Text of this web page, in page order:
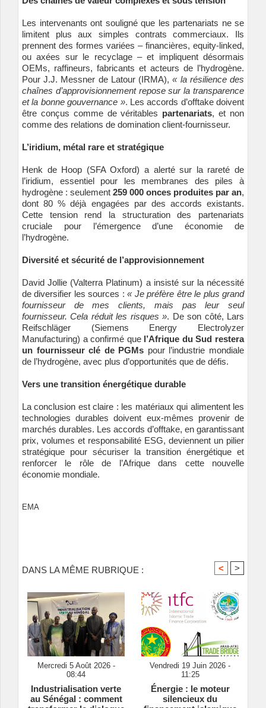
Les intervenants ont souligné que les partenariats ne se
limitent plus aux simples contrats commerciaux. Ils
prennent des formes variées – financières, equity-linked,
ou axées sur le recyclage – et impliquent désormais
OEMs, raffineurs, fabricants et acteurs de l’hydrogène.
Pour J.J. Messner de Latour (IRMA),« la résilience des
chaînes d’approvisionnement repose sur la transparence
et la bonne gouvernance ». Les accords d’offtake doivent
être conçus comme de véritables partenariats, et non
comme des relations de domination client-fournisseur.
L’iridium, métal rare et stratégique
Henk de Hoop (SFA Oxford) a alerté sur la rareté de
l’iridium, essentiel pour les membranes des piles à
hydrogène : seulement 259 000 onces produites par an,
dont 80 % déjà engagées par des accords existants.
Cette tension rend la structuration des partenariats
cruciale pour l’émergence d’une économie de
l’hydrogène.
Diversité et sécurité de l’approvisionnement
David Jollie (Valterra Platinum) a insisté sur la nécessité
de diversifier les sources :« Je préfère être le plus grand
fournisseur de mes clients, mais pas leur seul
fournisseur. Cela réduit les risques ». De son côté, Lars
Reifschläger (Siemens Energy Electrolyzer
Manufacturing) a confirmé que l’Afrique du Sud restera
un fournisseur clé de PGMs pour l’industrie mondiale
de l’hydrogène, avec plus d’opportunités que de défis.
Vers une transition énergétique durable
La conclusion est claire : les matériaux qui alimentent les
technologies durables doivent eux-mêmes provenir de
marchés durables. Les accords d’offtake, en garantissant
prix, volumes et responsabilité ESG, deviennent un pilier
stratégique pour sécuriser la transition énergétique et
renforcer le rôle de l’Afrique dans cette nouvelle
économie mondiale.
EMA
DANS LA MÊME RUBRIQUE : < >
Mercredi 5 Août 2026 -
08:44
Industrialisation verte
au Sénégal : comment
Vendredi 19 Juin 2026 -
11:25
Énergie : le moteur
silencieux du